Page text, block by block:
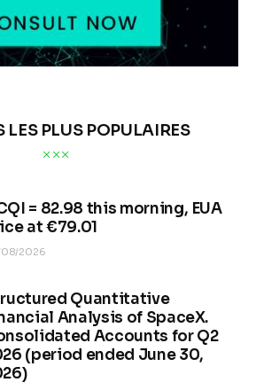
LES PLUS POPULAIRES
= 82.98 this morning, EUA
at €79.01
2026
Quantitative
Analysis of SpaceX.
Accounts for Q2
(period ended June 30,